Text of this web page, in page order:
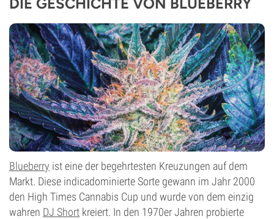
Blueberry ist eine der begehrtesten Kreuzungen auf dem
Markt. Diese indicadominierte Sorte gewann im Jahr 2000
den High Times Cannabis Cup und wurde von dem einzig
wahren DJ Short kreiert. In den 1970er Jahren probierte